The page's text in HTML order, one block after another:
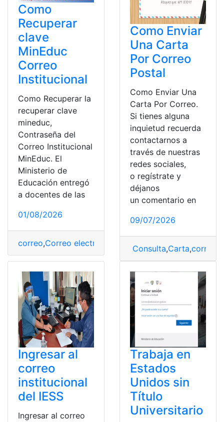
Como
Recuperar
clave
MinEduc
Correo
Institucional
Como Recuperar la
recuperar clave
mineduc,
Contraseña del
Correo Institucional
MinEduc. El
Ministerio de
Educación entregó
a docentes de las
01/08/2026
correo,Correo electrónico Correo institucional
Como Enviar
Una Carta
Por Correo
Postal
Como Enviar Una
Carta Por Correo.
Si tienes alguna
inquietud recuerda
contactarnos a
través de nuestras
redes sociales,
o regístrate y
déjanos
un comentario en
09/07/2026
Consulta,Carta,correo
Ingresar al
correo
institucional
del IESS
Ingresar al correo
Trabaja en
Estados
Unidos sin
Título
Universitario